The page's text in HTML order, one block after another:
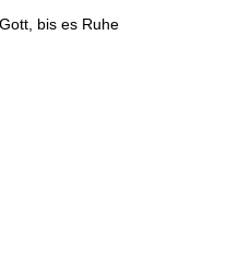
bis es Ruhe